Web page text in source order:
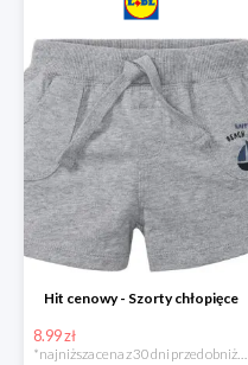
Hit cenowy - Szorty chłopięce
8.99 zł
*najniższa cena z 30 dni przed obniżką